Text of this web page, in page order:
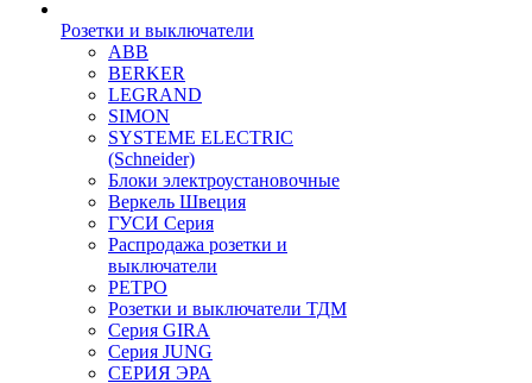
Розетки и выключатели
ABB
BERKER
LEGRAND
SIMON
SYSTEME ELECTRIC
(Schneider)
Блоки электроустановочные
Веркель Швеция
ГУСИ Серия
Распродажа розетки и
выключатели
РЕТРО
Розетки и выключатели ТДМ
Серия GIRA
Серия JUNG
СЕРИЯ ЭРА